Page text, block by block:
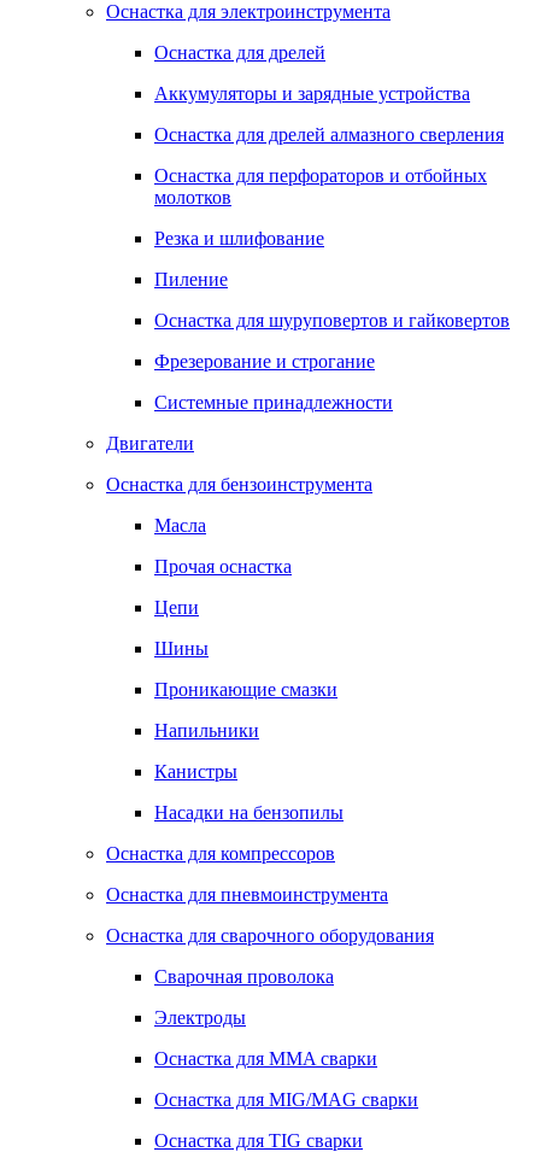
Оснастка для электроинструмента
Оснастка для дрелей
Аккумуляторы и зарядные устройства
Оснастка для дрелей алмазного сверления
Оснастка для перфораторов и отбойных
молотков
Резка и шлифование
Пиление
Оснастка для шуруповертов и гайковертов
Фрезерование и строгание
Системные принадлежности
Двигатели
Оснастка для бензоинструмента
Масла
Прочая оснастка
Цепи
Шины
Проникающие смазки
Напильники
Канистры
Насадки на бензопилы
Оснастка для компрессоров
Оснастка для пневмоинструмента
Оснастка для сварочного оборудования
Сварочная проволока
Электроды
Оснастка для MMA сварки
Оснастка для MIG/MAG сварки
Оснастка для TIG сварки